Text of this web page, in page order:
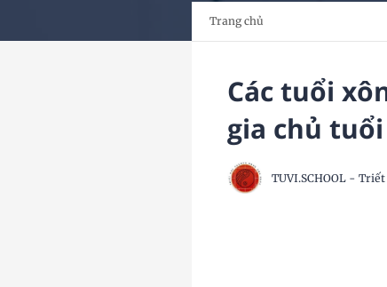
Trang chủ
Các tuổi
gia chủ
TUVI.SCHOOL -